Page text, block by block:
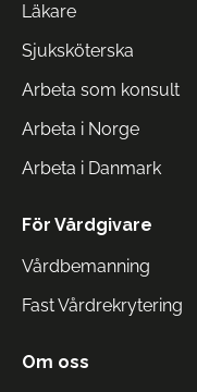
Läkare
Sjuksköterska
Arbeta som konsult
Arbeta i Norge
Arbeta i Danmark
För Vårdgivare
Vårdbemanning
Fast Vårdrekrytering
Om oss